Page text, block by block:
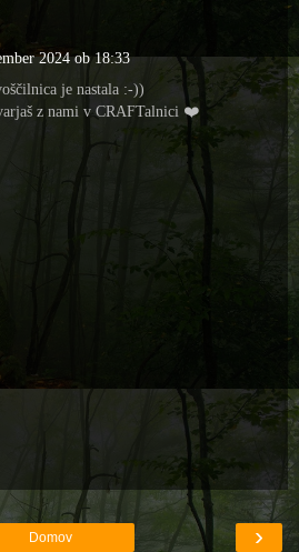
2024 ob 18:33
je nastala :-))
z nami v CRAFTalnici ❤️
›
Domov